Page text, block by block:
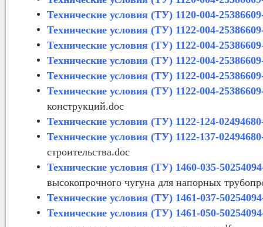
Технические условия (ТУ) 1120-004-
Технические условия (ТУ) 1122-004-
Технические условия (ТУ) 1122-004-
Технические условия (ТУ) 1122-004-
Технические условия (ТУ) 1122-004-
Технические условия (ТУ) 1122-004-
конструкций.doc
Технические условия (ТУ) 1122-124-
Технические условия (ТУ) 1122-137-
строительства.doc
Технические условия (ТУ) 1460-035-
высокопрочного чугуна для напорных
Технические условия (ТУ) 1461-037-
Технические условия (ТУ) 1461-050-